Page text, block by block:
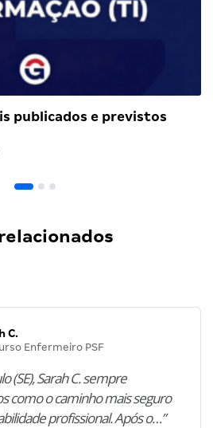
publicados e previstos
C.
Enfermeiro PSF
(SE), Sarah C. sempre
como o caminho mais seguro
profissional. Após o…”